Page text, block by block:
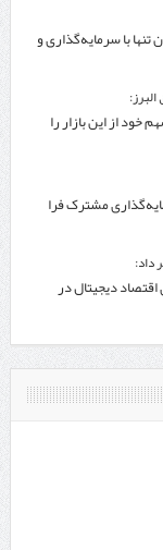
دلاری با ایران تنها با سرمایه‌گذاری و
از این بازار را
مشترک فرا
داد:
دیجیتال در